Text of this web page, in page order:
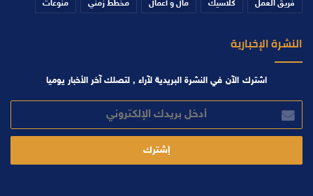
فريق العمل كلاسيك مال و أعمال مخطط زمني منوعات
النشرة الإخبارية
اشترك الآن في النشرة البريدية لآراء , لتصلك آخر الأخبار يوميا
بريدك
الإلكتروني